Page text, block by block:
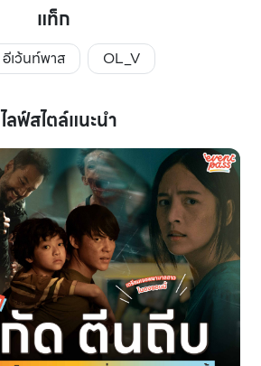
แท็ก
อีเว้นท์พาส OL_V
ไลฟ์สไตล์แนะนำ